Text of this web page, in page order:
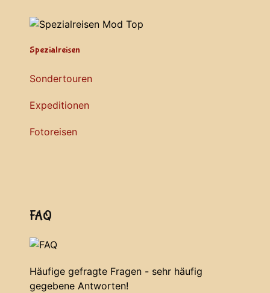
Spezialreisen
Sondertouren
Expeditionen
Fotoreisen
FAQ
Häufige gefragte Fragen - sehr häufig
gegebene Antworten!